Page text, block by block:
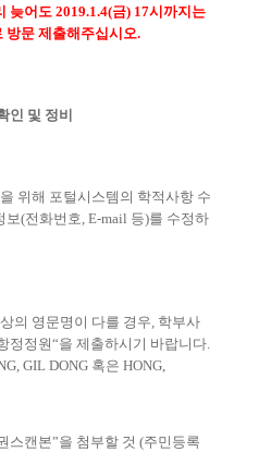
늦어도 2019.1.4(금) 17시까지는
방문 제출해주십시오.
인 및 정비
위해 포털시스템의 학적사항 수
보(전화번호, E-mail 등)를 수정하
의 영문명이 다를 경우, 학부사
정정원“을 제출하시기 바랍니다.
GIL DONG 혹은 HONG,
스캔본”을 첨부할 것 (주민등록